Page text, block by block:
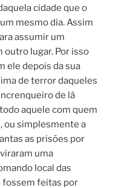
cidade que o
mesmo dia. Assim
assumir um
outro lugar. Por isso
ele depois da sua
de terror daqueles
de lá
aquele com quem
ou simplesmente a
as prisões por
uma
local das
fossem feitas por